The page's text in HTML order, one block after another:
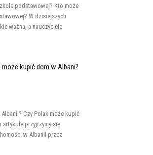
podstawowej? Kto może
W dzisiejszych
ważna, a nauczyciele
może kupić dom w Albani?
Czy Polak może kupić
artykule przyjrzymy się
w Albanii przez